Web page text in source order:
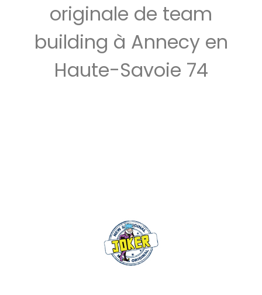
originale de team
building à Annecy en
Haute-Savoie 74